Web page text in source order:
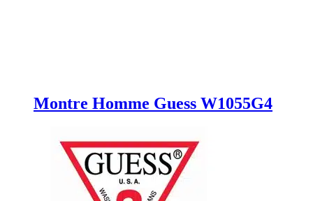
Montre Homme Guess W1055G4